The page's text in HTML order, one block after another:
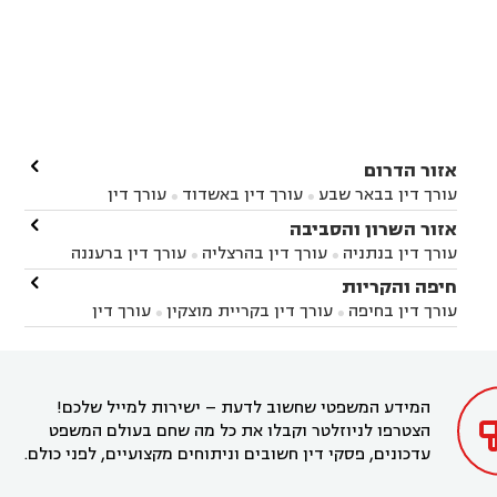
אזור הדרום
עורך דין בבאר שבע  עורך דין באשדוד 
עורך דין
באשקלון
עורך דין בבאר טוביה עורך דין בגן יבנה
עורך דין בניר הבנים עורך דין בערד
זיקים
עורך דין בנתיבות עורך דין בקרית מלאכי

אזור השרון והסביבה
עורך דין בנתניה  עורך דין בהרצליה  עורך דין ברעננה
עורך דין בחדרה עורך דין בכפר סבא
עורך דין בהוד
השרון
עורך דין באבן יהודה
עורך דין בחריש  עורך דין בקיסריה  עורך דין בקדימה

חיפה והקריות
עורך דין בחיפה  עורך דין בקריית מוצקין 
עורך דין
בקרית מוצקין
עורך דין בקריית אתא
עורך דין

המידע המשפטי שחשוב לדעת – ישירות למייל שלכם!
הצטרפו לניוזלטר וקבלו את כל מה שחם בעולם המשפט
עדכונים, פסקי דין חשובים וניתוחים מקצועיים, לפני כולם.